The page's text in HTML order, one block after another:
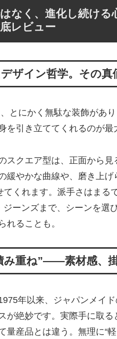
なく、進化し続け
レビュー
ザイン哲学。その真
とにかく無駄な装飾があ
を引き立ててくれるのが最
スクエア型は、正面から見
緩やかな曲線や、磨き上
てくれます。派手さはま
ーンズまで、シーンを選
れることも。
み重ね”――素材感、
年以来、ジャパンメイ
が絶妙です。実際手に取
量産品とは違う。無理に“